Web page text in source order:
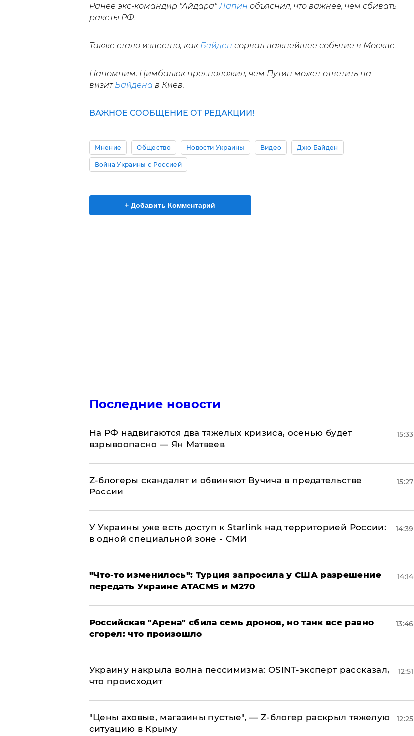
Ранее экс-командир "Айдара" Лапин объяснил, что важнее, чем сбивать
ракеты РФ.
Также стало известно, какБайден сорвал важнейшее событие в Москве.
Напомним, Цимбалюк предположил, чем Путин может ответить на
визит Байдена в Киев.
ВАЖНОЕ СООБЩЕНИЕ ОТ РЕДАКЦИИ!
Мнение Общество Новости Украины Видео Джо Байден
Война Украины с Россией
+ Добавить Комментарий
Последние новости
На РФ надвигаются два тяжелых кризиса, осенью будет
взрывоопасно — Ян Матвеев
15:33
Z-блогеры скандалят и обвиняют Вучича в предательстве
России
15:27
У Украины уже есть доступ к Starlink над территорией России:
в одной специальной зоне - СМИ
14:39
​"Что-то изменилось": Турция запросила у США разрешение
передать Украине ATACMS и M270
14:14
​Российская "Арена" сбила семь дронов, но танк все равно
сгорел: что произошло
13:46
​Украину накрыла волна пессимизма: OSINT-эксперт рассказал,
что происходит
12:51
​"Цены аховые, магазины пустые", — Z-блогер раскрыл тяжелую
ситуацию в Крыму
12:25